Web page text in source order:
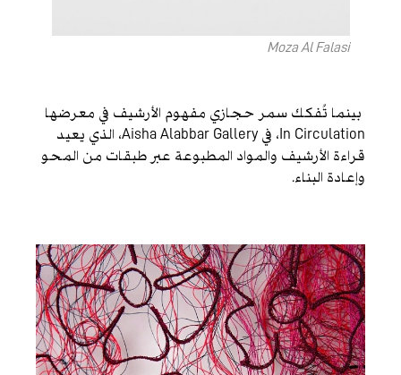
Moza Al Falasi
بينما تُفكك سمر حجازي مفهوم الأرشيف في معرضها
In Circulation، في Aisha Alabbar Gallery، الذي يعيد
قراءة الأرشيف والمواد المطبوعة عبر طبقات من المحو
وإعادة البناء.